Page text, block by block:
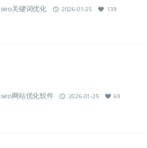
seo关键词优化 2026-01-25 139
seo网站优化软件 2026-01-25 69